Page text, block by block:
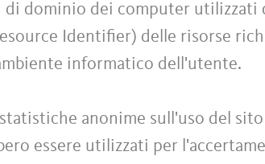
dominio dei computer utilizzati
Identifier) delle risorse
informatico dell'utente.
anonime sull'uso del
essere utilizzati per